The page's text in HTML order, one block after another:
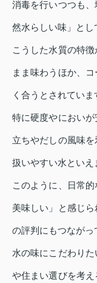
消毒を行いつつも
然水らしい味」とし
こうした水質の特
まま味わうほか、
く合うとされていま
特に硬度やにおい
立ちやだしの風味
扱いやすい水といえ
このように、日常
美味しい」と感じ
の評判にもつながっ
水の味にこだわり
や住まい選びを考